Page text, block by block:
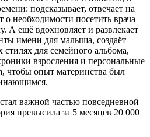
подсказывает, отвечает на
необходимости посетить врача
А ещё вдохновляет и развлекает
имени для малыша, создаёт
для семейного альбома,
взросления и персональные
чтобы опыт материнства был
важной частью повседневной
превысила за 5 месяцев 20 000